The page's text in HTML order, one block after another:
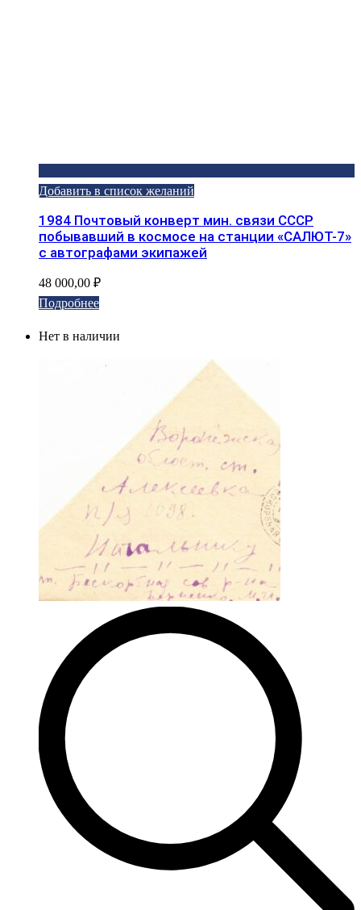
Добавить в список желаний
1984 Почтовый конверт мин. связи СССР
побывавший в космосе на станции «САЛЮТ-7»
с автографами экипажей
48 000,00 ₽
Подробнее
Нет в наличии